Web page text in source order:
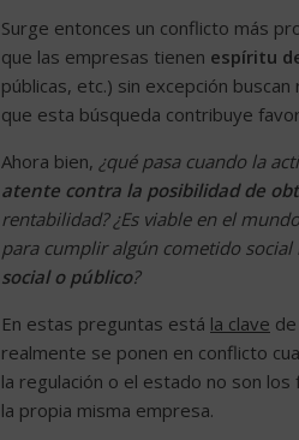
Surge entonces un conflicto más
que las empresas tienen espíritu
públicas, etc.) sin excepción
que esta búsqueda contribuye
Ahora bien, ¿qué pasa cuando la
atente contra la posibilidad de
rentabilidad? ¿Es viable en el
para cumplir algún cometido
social o público?
En estas preguntas está la clave
realmente se ponen en conflicto
la regulación o el estado no son
la propia misma empresa.